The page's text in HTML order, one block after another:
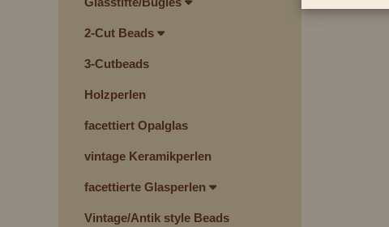
2-Cut Beads
3-Cutbeads
Holzperlen
facettiert Opalglas
vintage Keramikperlen
facettierte Glasperlen
Vintage/Antik style Beads